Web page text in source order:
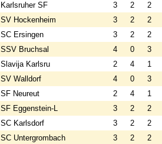
Karlsruher SF 3 2 2
SV Hockenheim 3 2 2
SC Ersingen 3 2 2
SSV Bruchsal 4 0 3
Slavija Karlsru 2 4 1
SV Walldorf 4 0 3
SF Neureut 2 4 1
SF Eggenstein-L 3 2 2
SC Karlsdorf 3 2 2
SC Untergrombach 3 2 2